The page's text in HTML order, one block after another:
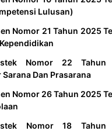
Lulusan)
Nomor 21 Tahun 2025
Nomor 22 Tahun
Dan Prasarana
Nomor 26 Tahun 2025
Nomor 18 Tahun